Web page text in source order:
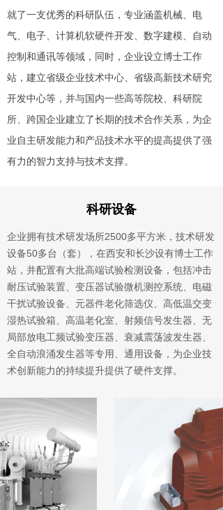
就了一支优秀的科研队伍，专业涵盖机械、电
气、电子、计算机软硬件开发、数字建模、自动
控制和通讯等领域，同时，企业设立博士工作
站，建立省级企业技术中心、省级高新技术研究
开发中心等，并与国内一些高等院校、科研院
所、跨国企业建立了长期的技术合作关系，为企
业自主研发能力和产品技术水平的提高提供了强
有力的智力支持与技术支撑。
科研设备
企业拥有技术研发场所2500多平方米，技术研发
设备50多台（套），在西安和长沙设有博士工作
站，并配置有大批高端试验检测设备，包括冲击
耐压试验装置、变压器试验微机测控系统、电磁
干扰试验设备、元器件老化筛选仪、高低温交变
湿热试验箱、高温老化室、射频信号发生器、无
局部放电工频试验变压器、衰减震荡波发生器、
全自动浪涌发生器等专用、通用设备，为企业技
术创新能力的持续提升提供了硬件支撑。